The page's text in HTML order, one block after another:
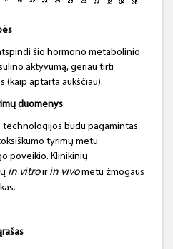
šio hormono metabolinio
aktyvumą, geriau tirti
(kaip aptarta aukščiau).
duomenys
technologijos būdu pagamintas
tyrimų metu
poveikio. Klinikinių
in vitroir in vivometu žmogaus